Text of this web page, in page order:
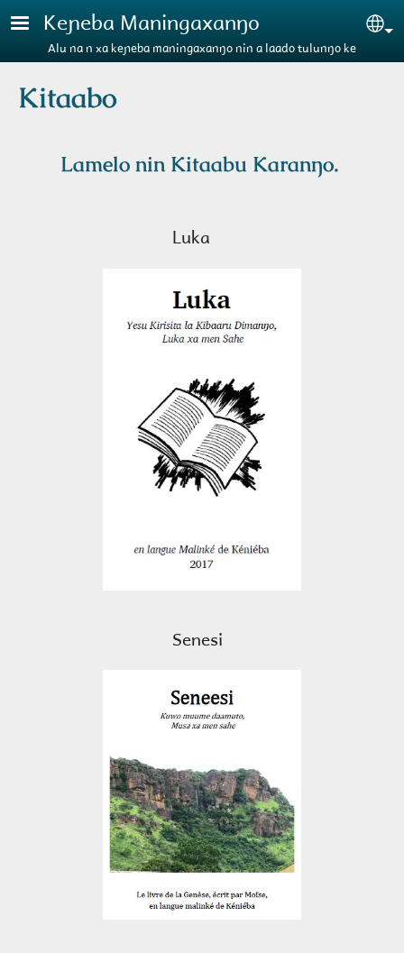
Aller au contenu principal
Keɲeba Maningaxanŋo
Alu na n xa keɲeba maningaxanŋo nin a laado tulunŋo ke
Kitaabo
Lamelo nin Kitaabu Karanŋo.
Luka
Senesi